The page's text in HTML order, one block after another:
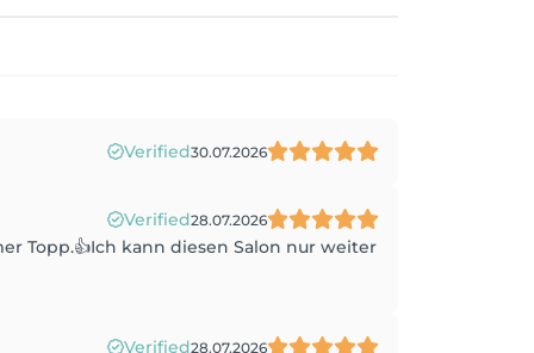
Verified30.07.2026
Verified28.07.2026
Topp.👍Ich kann diesen Salon nur weiter
Verified28.07.2026